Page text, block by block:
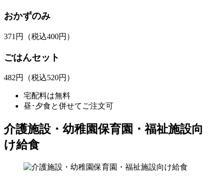
おかずのみ
371 円 （税込400円）
ごはんセット
482円 （税込520円）
宅配料は無料
昼･夕食と併せてご注文可
介護施設・幼稚園保育園・福祉施設向
け給食